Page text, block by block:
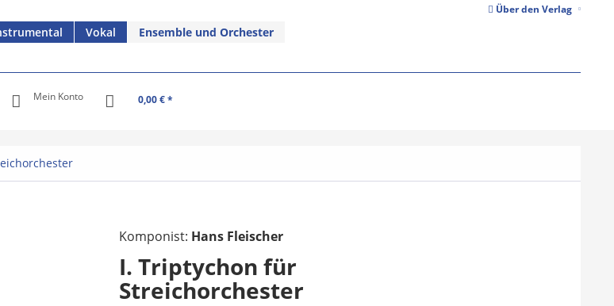
Über den Verlag
Vokal Ensemble und Orchester
Mein Konto 0,00 € *
Komponist: Hans Fleischer
I. Triptychon für
Streichorchester